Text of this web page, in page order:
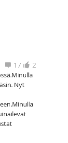
2
17
Nyt